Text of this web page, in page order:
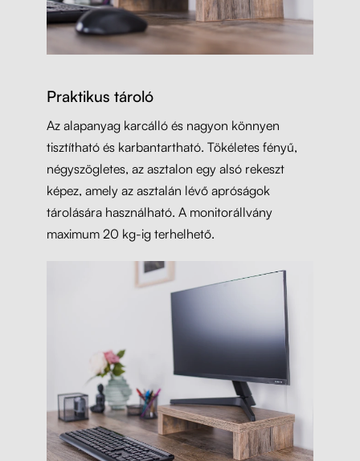
Praktikus tároló
Az alapanyag karcálló és nagyon könnyen
tisztítható és karbantartható. Tökéletes fényű,
négyszögletes, az asztalon egy alsó rekeszt
képez, amely az asztalán lévő apróságok
tárolására használható. A monitorállvány
maximum 20 kg-ig terhelhető.